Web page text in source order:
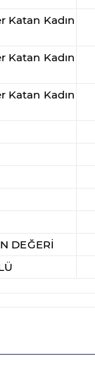
Katan Kadın
Katan Kadın
Katan Kadın
DEĞERİ